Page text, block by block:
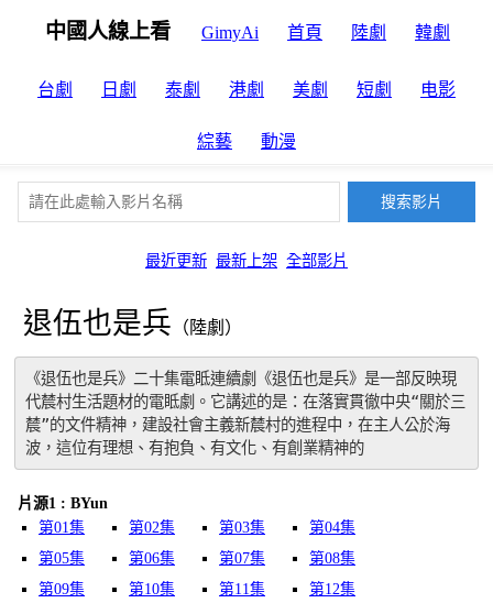
中國人線上看 GimyAi 首頁 陸劇 韓劇
台劇 日劇 泰劇 港劇 美劇 短劇 电影
綜藝 動漫
最近更新 最新上架 全部影片
退伍也是兵 （陸劇）
《退伍也是兵》二十集電眡連續劇《退伍也是兵》是一部反映現
代辳村生活題材的電眡劇。它講述的是：在落實貫徹中央“關於三
辳”的文件精神，建設社會主義新辳村的進程中，在主人公於海
波，這位有理想、有抱負、有文化、有創業精神的
片源1 : BYun
第01集
第02集 第03集
第04集
第05集
第06集 第07集
第08集
第09集
第10集 第11集
第12集